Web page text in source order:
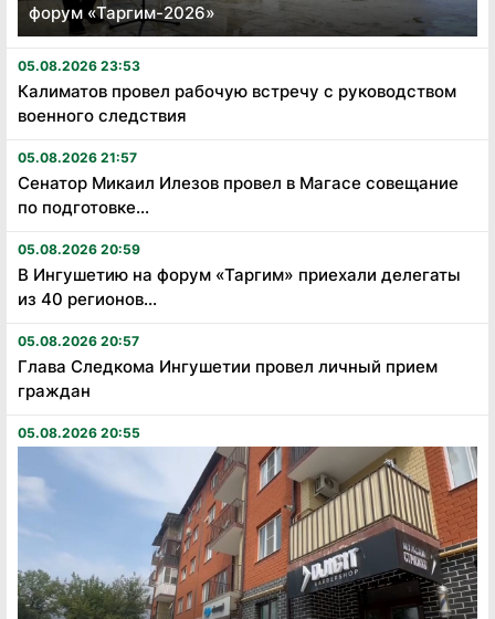
форум «Таргим-2026»
05.08.2026 23:53
Калиматов провел рабочую встречу с руководством
военного следствия
05.08.2026 21:57
Сенатор Микаил Илезов провел в Магасе совещание
по подготовке...
05.08.2026 20:59
В Ингушетию на форум «Таргим» приехали делегаты
из 40 регионов...
05.08.2026 20:57
Глава Следкома Ингушетии провел личный прием
граждан
05.08.2026 20:55